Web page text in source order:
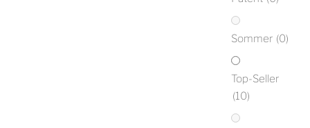
Sommer (0)
Top-Seller
(10)